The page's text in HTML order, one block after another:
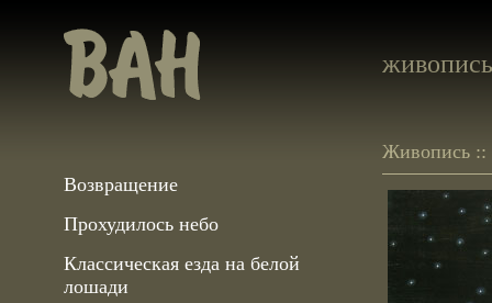
живопись
Возвращение
Прохудилось небо
Классическая езда на белой
лошади
Живопись ::